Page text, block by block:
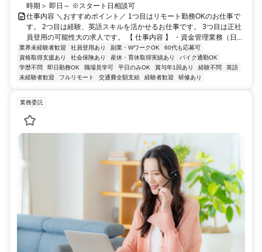
時期＞ 即日～ ※スタート日相談可
仕事内容 ＼おすすめポイント／ 1つ目はリモート勤務OKのお仕事で
す。 2つ目は経験、英語スキルを活かせるお仕事です。 3つ目は正社
員登用の可能性大の求人です。 【 仕事内容 】 ・資金管理業務（日...
業界未経験者歓迎 社員登用あり 副業・WワークOK
60代も応募可
資格取得支援あり
社会保険あり 産休・育休取得実績あり
バイク通勤OK
学歴不問
即日勤務OK 職場見学可 平日のみOK 賞与年1回あり 経験不問
英語
未経験者歓迎
フルリモート 交通費全額支給 経験者歓迎 研修あり
業務委託